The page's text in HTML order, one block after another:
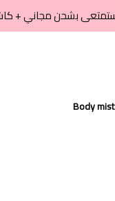
Body mist